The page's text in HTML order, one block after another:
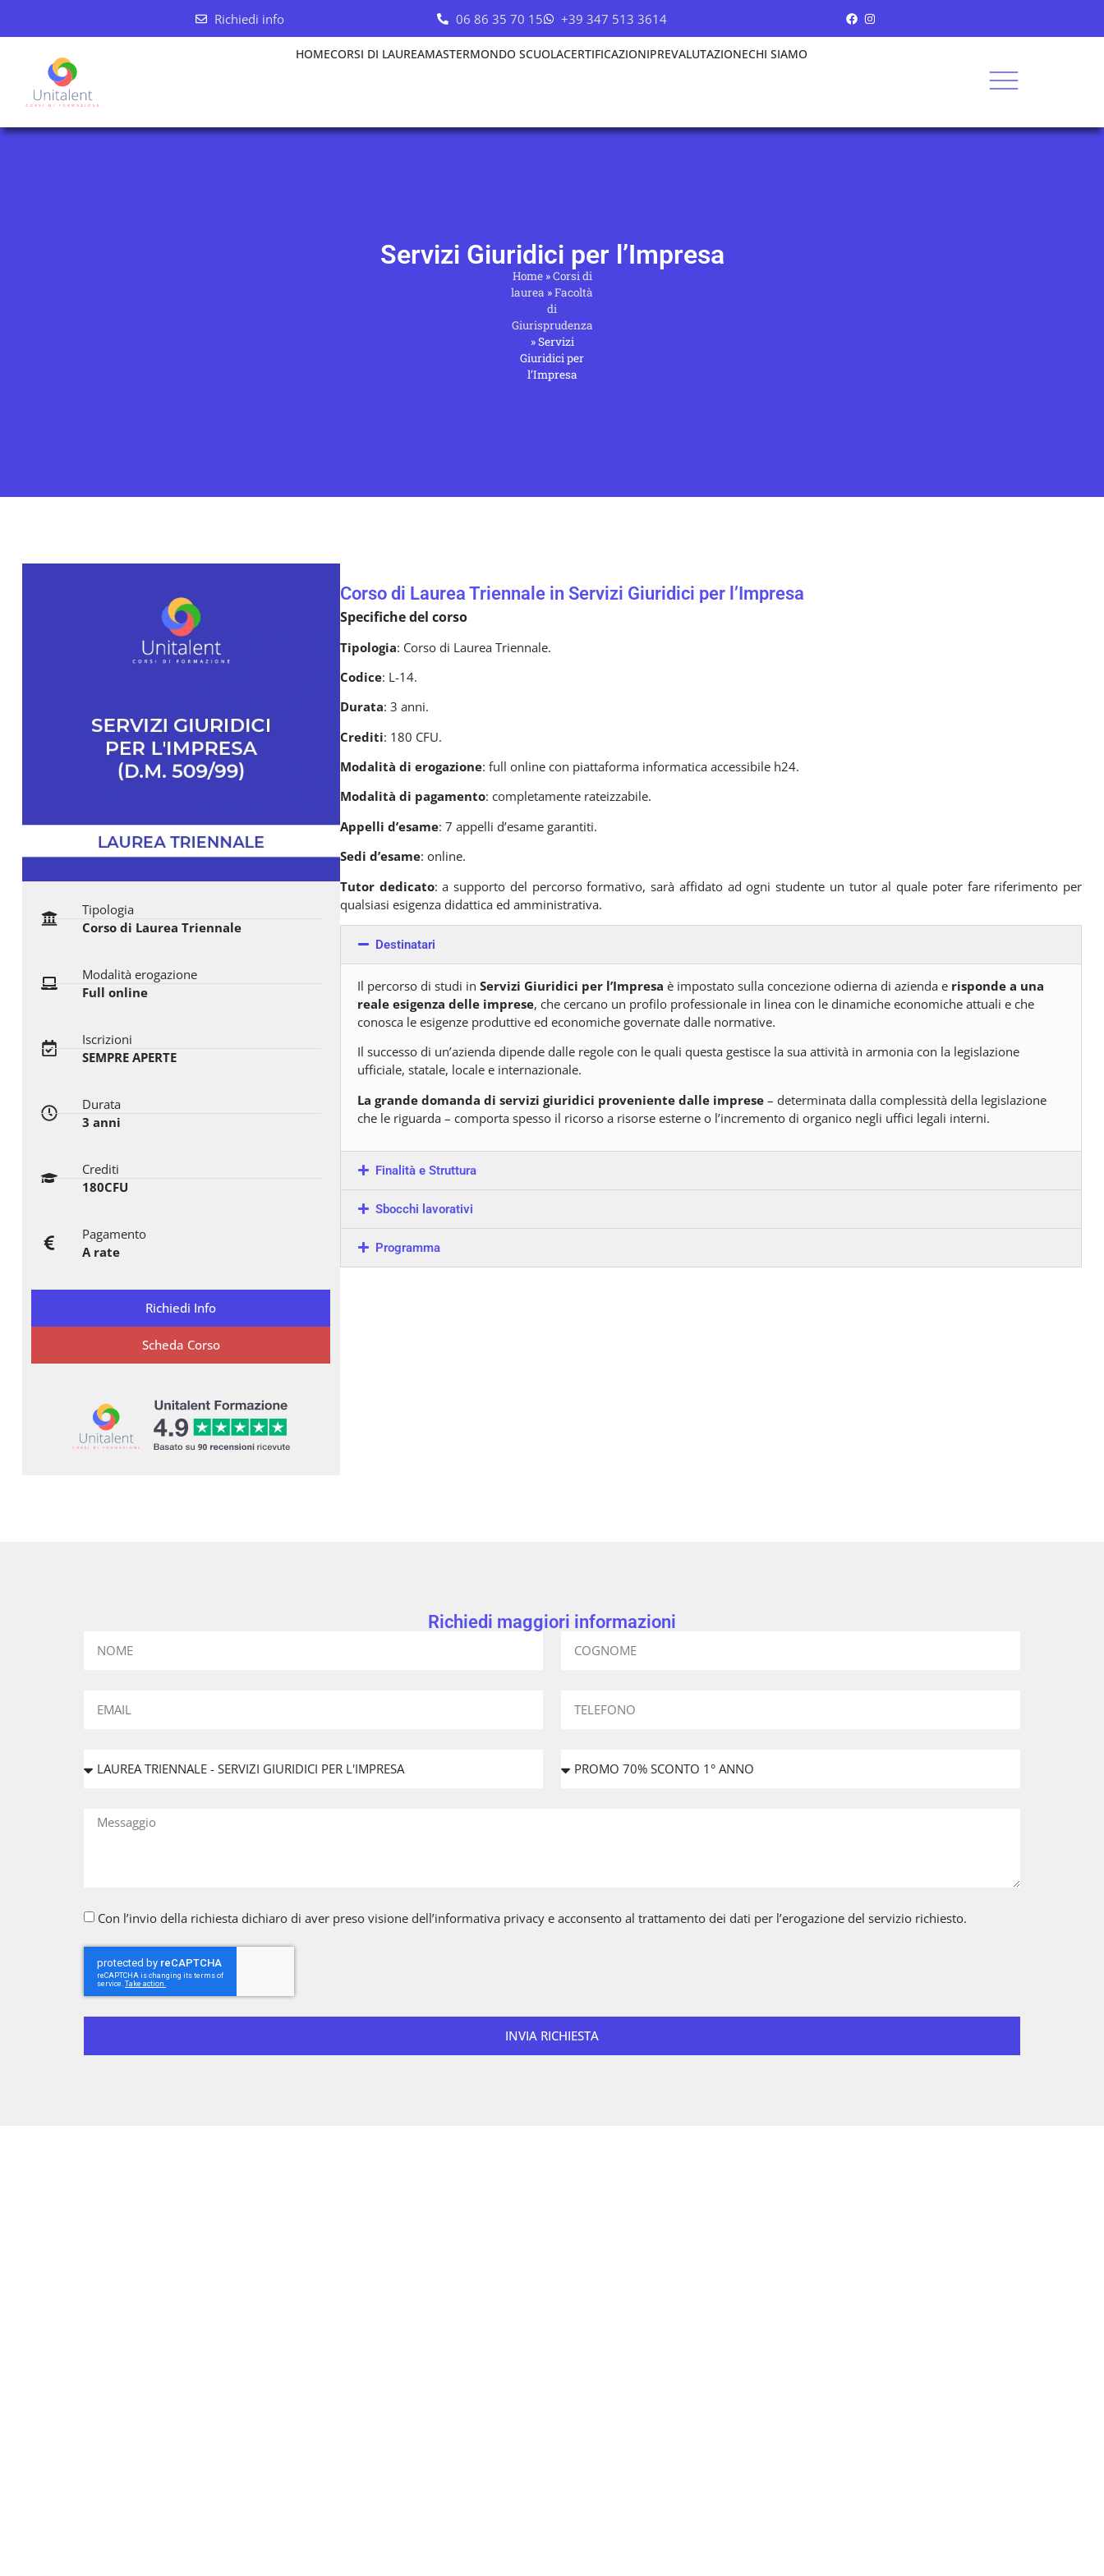
Richiedi info 06 86 35 70 15 +39 347 513 3614
HOMECORSI DI LAUREAMASTERMONDO SCUOLACERTIFICAZIONIPREVALUTAZIONECHI SIAMO
Servizi Giuridici per l’Impresa
Home»Corsi di
laurea »Facoltà
di
Giurisprudenza
»Servizi
Giuridici per
l’Impresa
Tipologia
Corso di Laurea Triennale
Modalità erogazione
Full online
Iscrizioni
SEMPRE APERTE
Durata
3 anni
Crediti
180CFU
Pagamento
A rate
Richiedi Info
Scheda Corso
Corso di Laurea Triennale in Servizi Giuridici per l’Impresa
Specifiche del corso
Tipologia: Corso di Laurea Triennale.
Codice: L-14.
Durata: 3 anni.
Crediti: 180 CFU.
Modalità di erogazione: full online con piattaforma informatica accessibile h24.
Modalità di pagamento: completamente rateizzabile.
Appelli d’esame: 7 appelli d’esame garantiti.
Sedi d’esame: online.
Tutor dedicato: a supporto del percorso formativo, sarà affidato ad ogni studente un tutor al quale poter fare riferimento per
qualsiasi esigenza didattica ed amministrativa.
Destinatari
Il percorso di studi in Servizi Giuridici per l’Impresa è impostato sulla concezione odierna di azienda e risponde a una
reale esigenza delle imprese, che cercano un profilo professionale in linea con le dinamiche economiche attuali e che
conosca le esigenze produttive ed economiche governate dalle normative.
Il successo di un’azienda dipende dalle regole con le quali questa gestisce la sua attività in armonia con la legislazione
ufficiale, statale, locale e internazionale.
La grande domanda di servizi giuridici proveniente dalle imprese– determinata dalla complessità della legislazione
che le riguarda – comporta spesso il ricorso a risorse esterne o l’incremento di organico negli uffici legali interni.
Finalità e Struttura
Sbocchi lavorativi
Programma
Richiedi maggiori informazioni
Con l’invio della richiesta dichiaro di aver preso visione dell’informativa privacy e acconsento al trattamento dei dati per l’erogazione del servizio richiesto.
INVIA RICHIESTA